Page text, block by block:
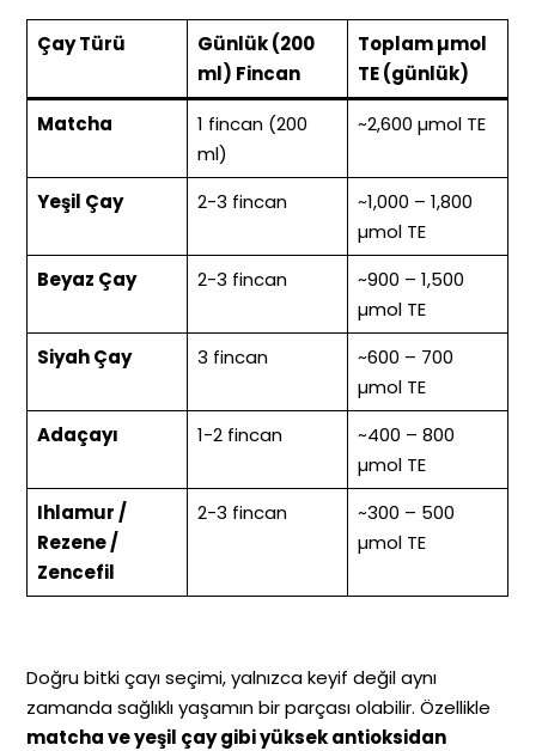
Çay Türü
Günlük (200
ml) Fincan
Toplam µmol
TE (günlük)
Matcha
1 fincan (200
ml)
~2,600 µmol TE
Yeşil Çay 2-3 fincan
~1,000 – 1,800
µmol TE
Beyaz Çay
2-3 fincan
~900 – 1,500
µmol TE
Siyah Çay
3 fincan
~600 – 700
µmol TE
Adaçayı
1-2 fincan
~400 – 800
µmol TE
Ihlamur /
Rezene /
Zencefil
2-3 fincan
~300 – 500
µmol TE
Doğru bitki çayı seçimi, yalnızca keyif değil aynı
zamanda sağlıklı yaşamın bir parçası olabilir. Özellikle
matcha ve yeşil çay gibi yüksek antioksidan